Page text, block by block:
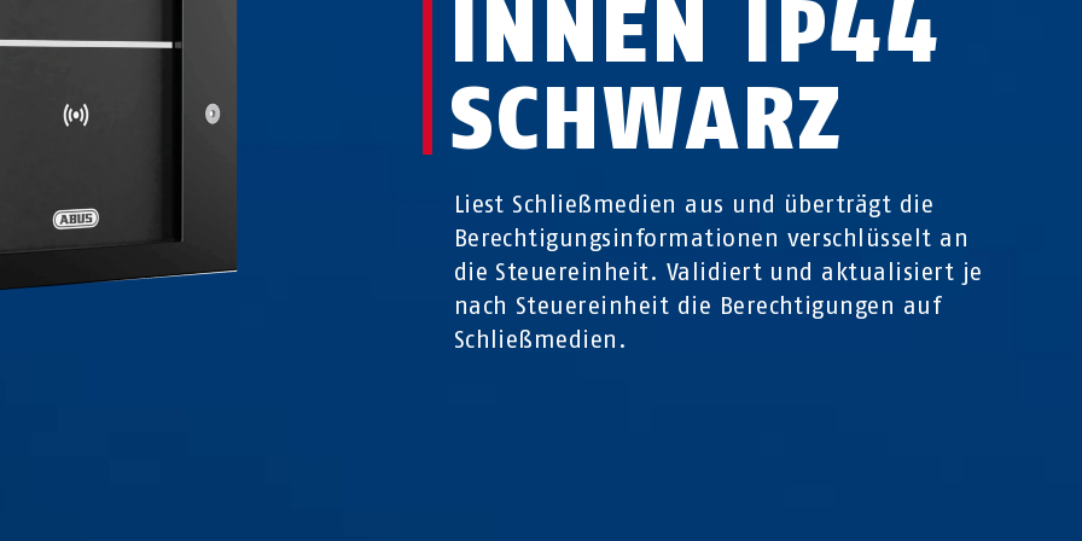
INNEN IP44
SCHWARZ
Liest Schließmedien aus und überträgt die
Berechtigungsinformationen verschlüsselt an
die Steuereinheit. Validiert und aktualisiert je
nach Steuereinheit die Berechtigungen auf
Schließmedien.